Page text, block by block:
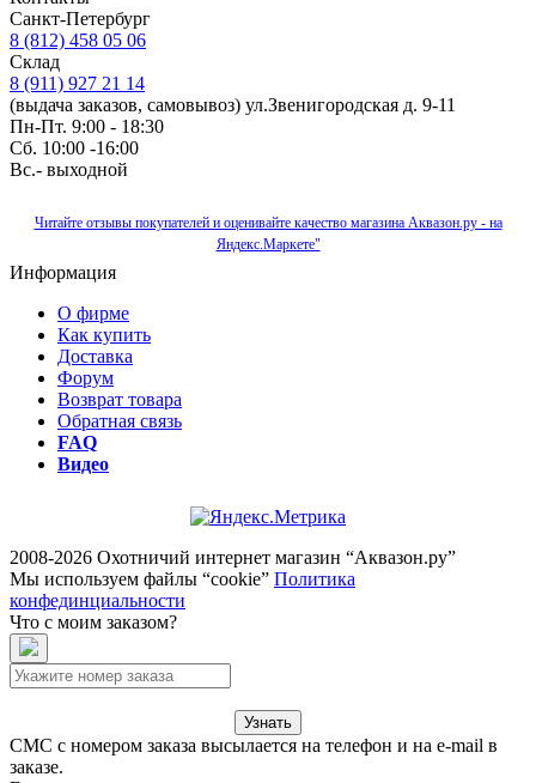
Санкт-Петербург
8 (812) 458 05 06
Склад
8 (911) 927 21 14
(выдача заказов, самовывоз) ул.Звенигородская д. 9-11
Пн-Пт. 9:00 - 18:30
Сб. 10:00 -16:00
Вс.- выходной
Читайте отзывы покупателей и оценивайте качество магазина Аквазон.ру - на
Яндекс.Маркете"
Информация
О фирме
Как купить
Доставка
Форум
Возврат товара
Обратная связь
FAQ
Видео
2008-2026 Охотничий интернет магазин “Аквазон.ру”
Мы используем файлы “cookie” Политика
конфединциальности
Что с моим заказом?
Узнать
СМС с номером заказа высылается на телефон и на e-mail в
заказе.